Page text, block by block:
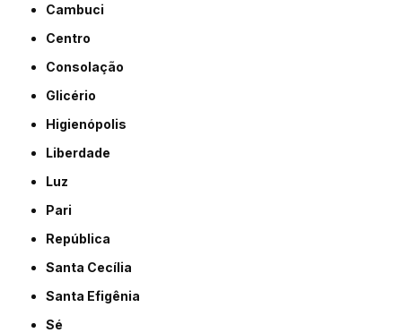
Cambuci
Centro
Consolação
Glicério
Higienópolis
Liberdade
Luz
Pari
República
Santa Cecília
Santa Efigênia
Sé